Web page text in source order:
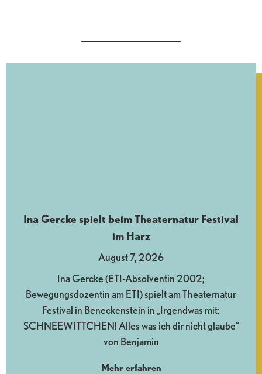
Ina Gercke spielt beim Theaternatur Festival
im Harz
August 7, 2026
Ina Gercke (ETI-Absolventin 2002;
Bewegungsdozentin am ETI) spielt am Theaternatur
Festival in Beneckenstein in „Irgendwas mit:
SCHNEEWITTCHEN! Alles was ich dir nicht glaube“
von Benjamin
Mehr erfahren